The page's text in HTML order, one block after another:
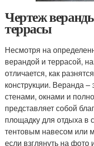
Чертеж
террасы
Несмотря на
верандой и террасой,
отличается, как
конструкции. Веранда
стенами, окнами и
представляет собой
площадку для отдыха в
тентовым навесом или
если взглянуть на фото